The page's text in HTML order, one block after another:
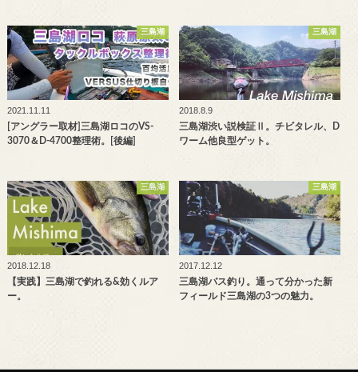
三島湖
2021.11.11
[アングラー取材]三島湖ロコのVS-
3070＆D-4700整理術。[後編]
三島湖
2018.8.9
三島湖渋い説検証Ⅱ。チビタレル、D
ワーム他良型ゲット。
三島湖
2018.12.18
【実践】三島湖で釣れる&効くルア
ー。
三島湖
2017.12.12
三島湖バス釣り。通って分かった新
フィールド三島湖の3つの魅力。